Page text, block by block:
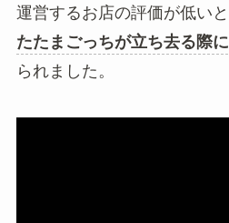
運営するお店の評価が低いと
たたまごっちが立ち去る際
られました。